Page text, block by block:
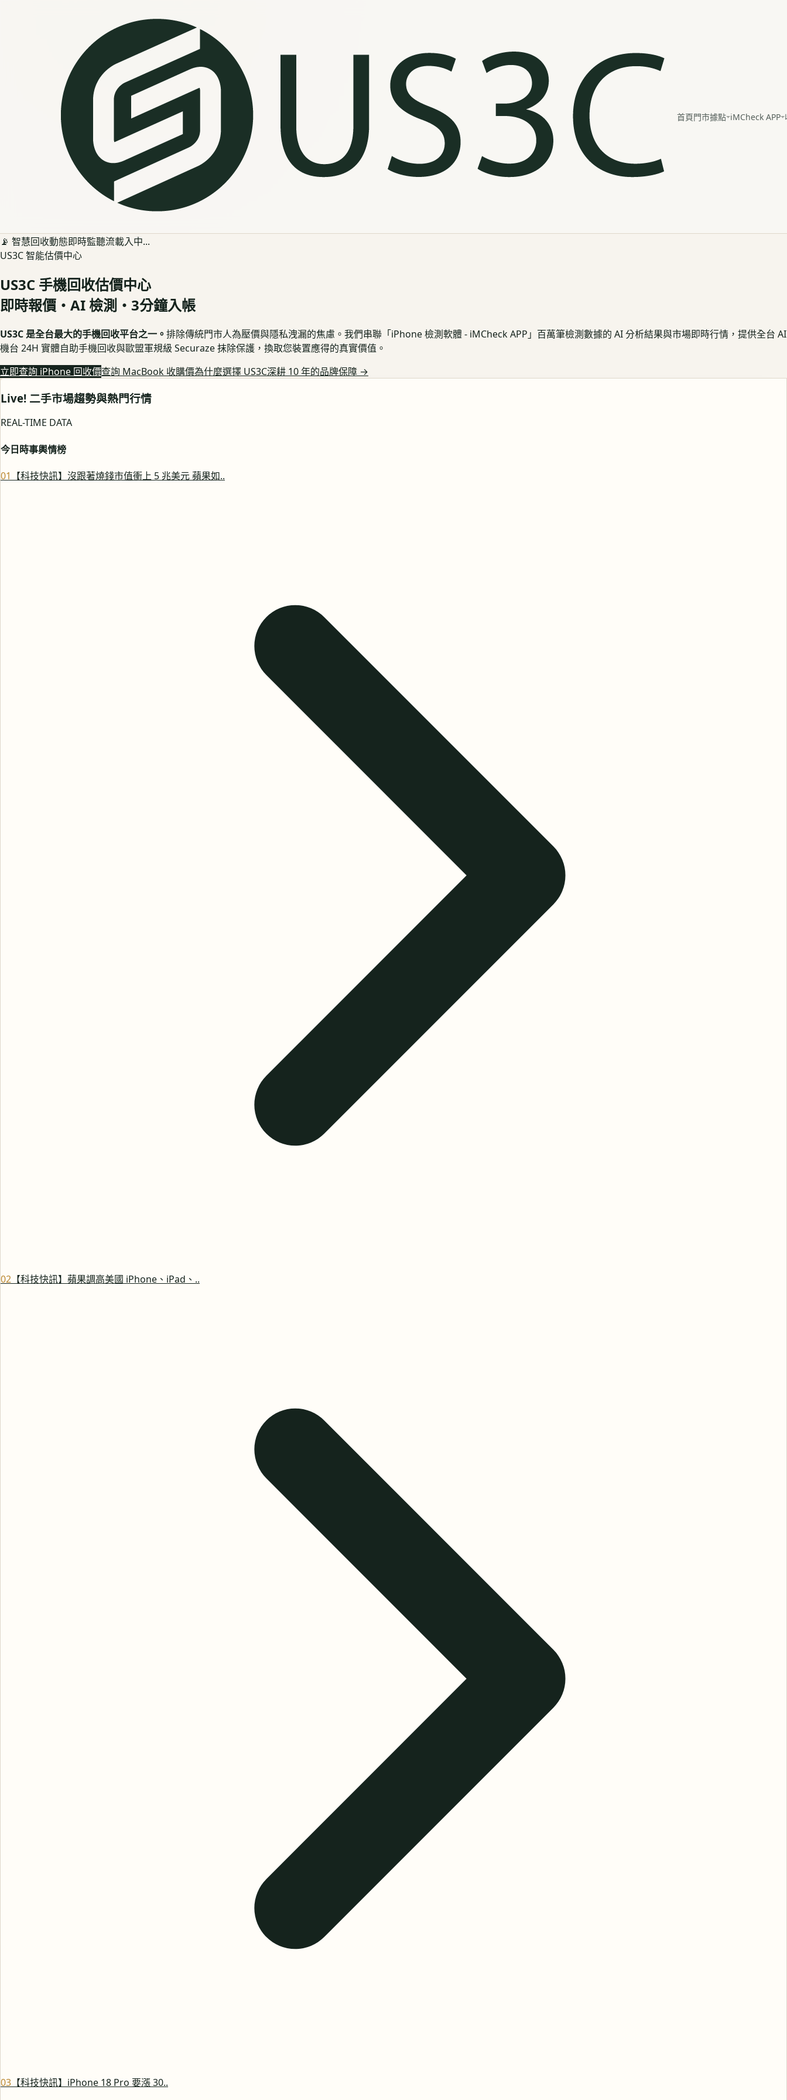
首頁門市據點 iMCheck APP
📡 智慧回收動態即時監聽流載入中...
US3C 智能估價中心
US3C 手機回收估價中心
即時報價・AI 檢測・3分鐘入帳
US3C 是全台最大的手機回收平台之一。 排除傳統門市人為壓價與隱私洩漏的焦慮。我們串聯「iPhone 檢測軟體 - iMCheck APP」百萬筆檢測數據的 AI 分析結果與市場即時行情，提供全台 AI
機台 24H 實體自助手機回收與歐盟軍規級 Securaze 抹除保護，換取您裝置應得的真實價值。
立即查詢 iPhone 回收價查詢 MacBook 收購價為什麼選擇 US3C深耕 10 年的品牌保障 →
Live! 二手市場趨勢與熱門行情
REAL-TIME DATA
今日時事輿情榜
01 【科技快訊】沒跟著燒錢市值衝上 5 兆美元 蘋果如..
02 【科技快訊】蘋果調高美國 iPhone、iPad、..
03 【科技快訊】iPhone 18 Pro 要漲 30..